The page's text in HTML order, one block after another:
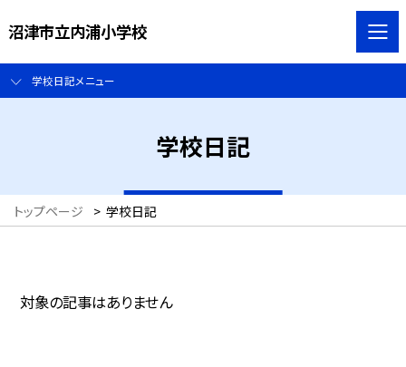
沼津市立内浦小学校
学校日記メニュー
学校日記
トップページ > 学校日記
対象の記事はありません